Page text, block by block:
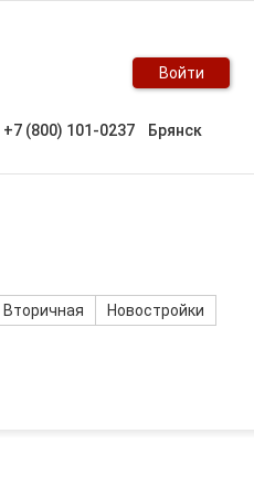
Войти
+7 (800) 101-0237 Брянск
Вторичная Новостройки